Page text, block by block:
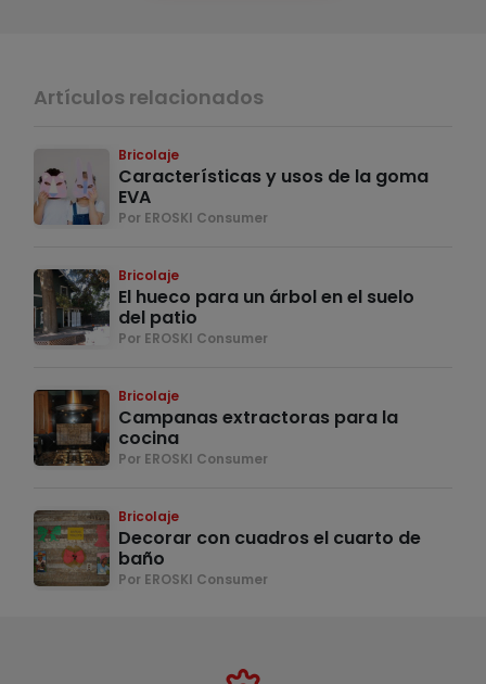
Artículos relacionados
Bricolaje
Características y usos de la goma
EVA
Por EROSKI Consumer
Bricolaje
El hueco para un árbol en el suelo
del patio
Por EROSKI Consumer
Bricolaje
Campanas extractoras para la
cocina
Por EROSKI Consumer
Bricolaje
Decorar con cuadros el cuarto de
baño
Por EROSKI Consumer